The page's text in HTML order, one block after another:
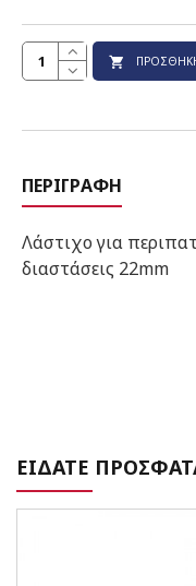
ΠΕΡΙΓΡΑΦΉ
Λάστιχο για
διαστάσεις 22mm
ΕΙΔΑΤΕ